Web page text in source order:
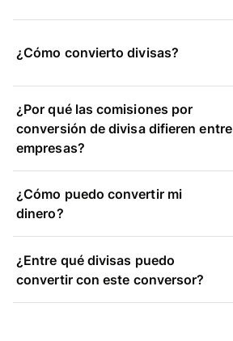
¿Cómo convierto divisas?
¿Por qué las comisiones por
conversión de divisa difieren entre
empresas?
¿Cómo puedo convertir mi
dinero?
¿Entre qué divisas puedo
convertir con este conversor?